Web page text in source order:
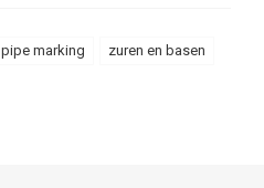
pipe marking zuren en basen